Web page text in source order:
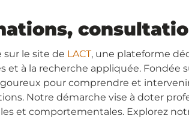
sur le site de LACT, une plateforme
et à la recherche appliquée. Fondée
pour comprendre et
Notre démarche vise à doter
et comportementales. Explorez